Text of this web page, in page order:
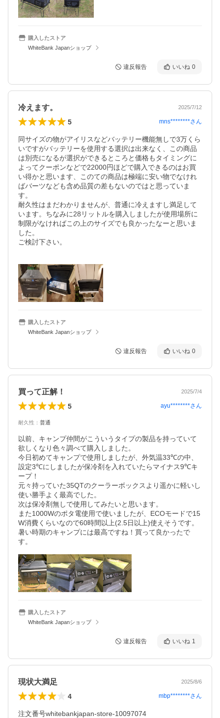
購入したストア
WhiteBank Japanショップ
違反報告 いいね 0
冷えます。 2025/7/12
5 mns********さん
同サイズの物がアイリスなどバッテリー機能無しで3万くら
いですがバッテリーを使用する選択は出来なく、この商品
は別売になるが選択ができるところと価格もタイミングに
よってクーポンなどで22000円ほどで購入できるのはお買
い得かと思います、このての商品は極端に安い物でなけれ
ばバーツなども含め品質の差もないのではと思っていま
す。
耐久性はまだわかりませんが、普通に冷えますし満足して
います。ちなみに28リットルを購入しましたが使用場所に
制限がなければこの上のサイズでも良かったなーと思いま
した。
ご検討下さい。
購入したストア
WhiteBank Japanショップ
違反報告 いいね 0
買って正解！ 2025/7/4
5 ayu********さん
耐久性 ： 普通
以前、キャンプ仲間がこういうタイプの製品を持っていて
欲しくなり色々調べて購入しました。
今日初めてキャンプで使用しましたが、外気温33℃の中、
設定3℃にしましたが保冷剤を入れていたらマイナス9℃キ
ープ！
元々持っていた35QTのクーラーボックスより遥かに軽いし
使い勝手よく最高でした。
次は保冷剤無しで使用してみたいと思います。
また1000Wのポタ電使用で使いましたが、ECOモードで15
W消費くらいなので60時間以上(2.5日以上)使えそうです。
暑い時期のキャンプには最高ですね！買って良かったで
す。
購入したストア
WhiteBank Japanショップ
違反報告 いいね 1
現状大満足 2025/8/6
4 mbp********さん
注文番号whitebankjapan-store-10097074